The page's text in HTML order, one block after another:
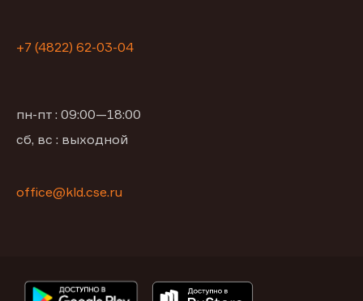
+7 (4822) 62-03-04
пн-пт : 09:00—18:00
сб, вс : выходной
office@kld.cse.ru